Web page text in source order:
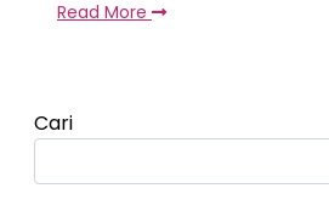
Read More
Cari